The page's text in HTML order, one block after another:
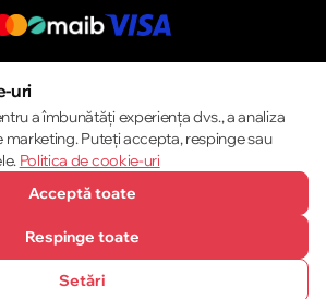
© 2013 – 2026 ECOM
uri
a îmbunătăți experiența dvs., a analiza
marketing. Puteți accepta, respinge sau
Politica de cookie-uri
Acceptă toate
Respinge toate
Setări